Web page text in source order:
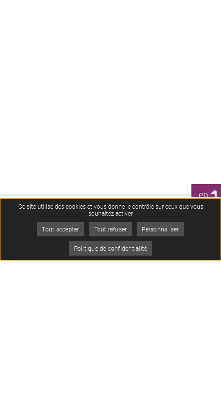
en 1
Ce site utilise des cookies et vous donne le contrôle sur ceux que vous
souhaitez activer
Tout accepter Tout refuser Personnaliser
Politique de confidentialité